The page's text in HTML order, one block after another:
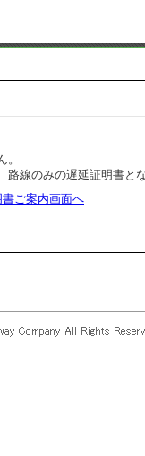
。
路線のみの遅延証明書と
ご案内画面へ